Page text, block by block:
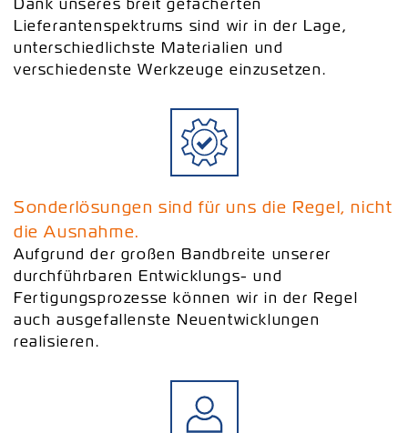
Dank unseres breit gefächerten
Lieferantenspektrums sind wir in der Lage,
unterschiedlichste Materialien und
verschiedenste Werkzeuge einzusetzen.
Sonderlösungen sind für uns die Regel, nicht
die Ausnahme.
Aufgrund der großen Bandbreite unserer
durchführbaren Entwicklungs- und
Fertigungsprozesse können wir in der Regel
auch ausgefallenste Neuentwicklungen
realisieren.